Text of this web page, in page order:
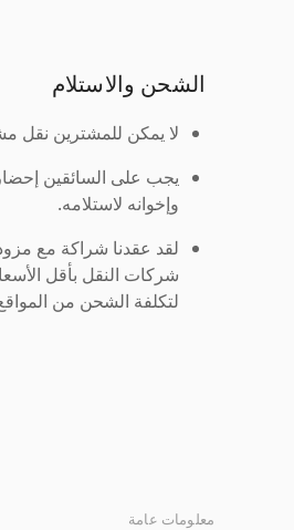
الشحن والاستلام
لا يمكن للمشترين نقل
يجب على السائقين
وإخوانه لاستلامه.
لقد عقدنا شراكة مع
شركات النقل بأقل
لتكلفة الشحن من
معلومات عامة